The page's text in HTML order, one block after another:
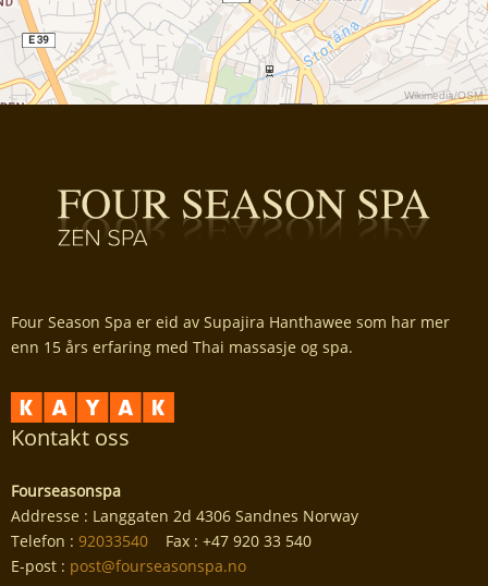
Wikimedia/OSM
Four Season Spa er eid av Supajira Hanthawee som har mer
enn 15 års erfaring med Thai massasje og spa.
Kontakt oss
Fourseasonspa
Addresse : Langgaten 2d 4306 Sandnes Norway
Telefon : 92033540 Fax : +47 920 33 540
E-post : post@fourseasonspa.no